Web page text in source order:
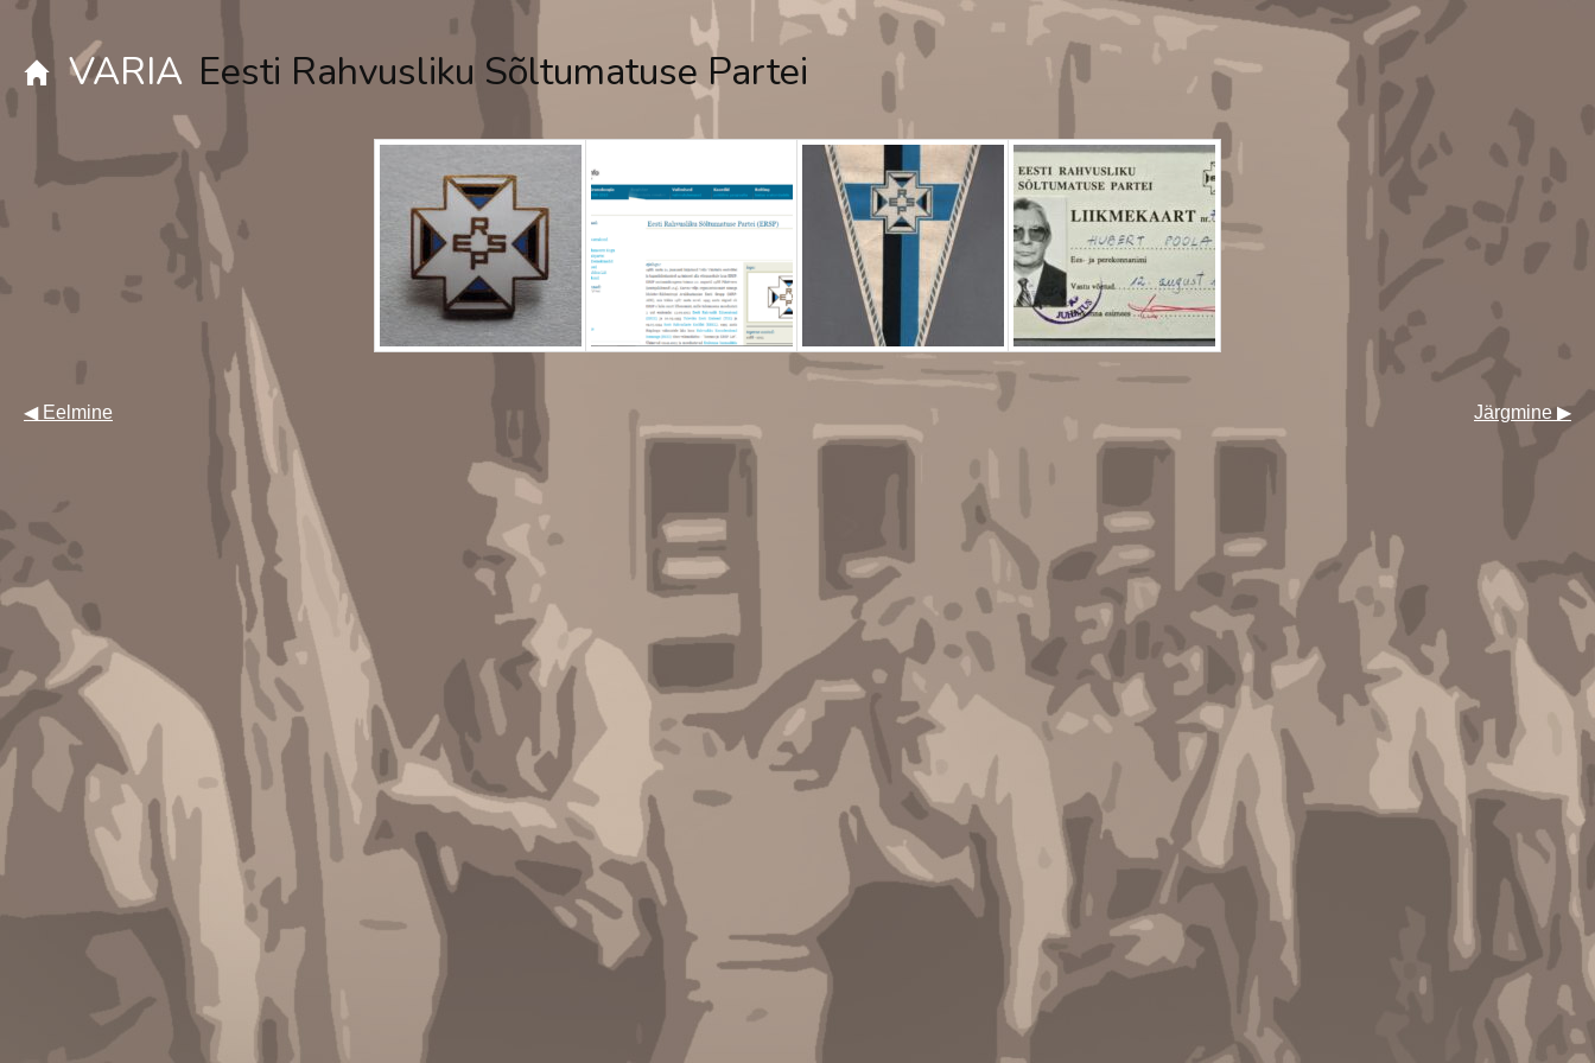
VARIA Eesti Rahvusliku Sõltumatuse Partei
◀ Eelmine Järgmine ▶